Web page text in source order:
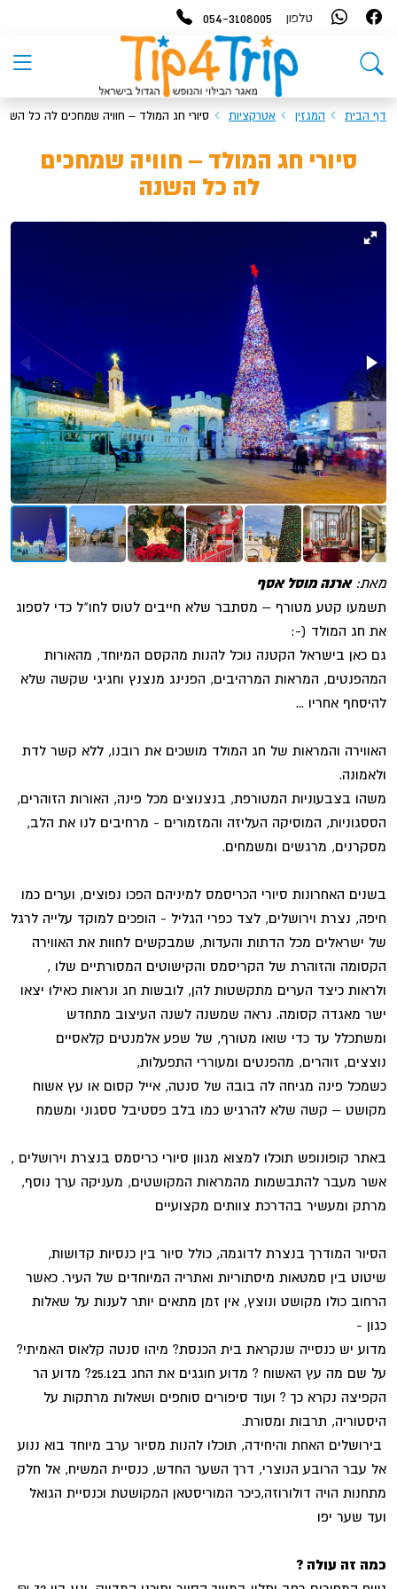
טלפון 054-3108005
דף הבית המגזין אטרקציות סיורי חג המולד – חוויה שמחכים לה כל
סיורי חג המולד – חוויה שמחכים
לה כל השנה
מאת:ארנה מוסל אסף
תשמעו קטע מטורף – מסתבר שלא חייבים לטוס לחו"ל כדי לספוג
את חג המולד (-:
גם כאן בישראל הקטנה נוכל להנות מהקסם המיוחד, מהאורות
המהפנטים, המראות המרהיבים, הפנינג מנצנץ וחגיגי שקשה שלא
להיסחף אחריו ...
האווירה והמראות של חג המולד מושכים את רובנו, ללא קשר לדת
ולאמונה.
משהו בצבעוניות המטורפת, בנצנוצים מכל פינה, האורות הזוהרים,
הססגוניות, המוסיקה העליזה והמזמורים - מרחיבים לנו את הלב,
מסקרנים, מרגשים ומשמחים.
בשנים האחרונות סיורי הכריסמס למיניהם הפכו נפוצים, וערים כמו
חיפה, נצרת וירושלים, לצד כפרי הגליל - הופכים למוקד עלייה לרגל
של ישראלים מכל הדתות והעדות, שמבקשים לחוות את האווירה
הקסומה והזוהרת של הקריסמס והקישוטים המסורתיים שלו ,
ולראות כיצד הערים מתקשטות להן, לובשות חג ונראות כאילו יצאו
ישר מאגדה קסומה. נראה שמשנה לשנה העיצוב מתחדש
ומשתכלל עד כדי שואו מטורף, של שפע אלמנטים קלאסיים
נוצצים, זוהרים, מהפנטים ומעוררי התפעלות,
כשמכל פינה מגיחה לה בובה של סנטה, אייל קסום או עץ אשוח
מקושט – קשה שלא להרגיש כמו בלב פסטיבל ססגוני ומשמח
באתר קופונופש תוכלו למצוא מגוון סיורי כריסמס בנצרת וירושלים ,
אשר מעבר להתבשמות מהמראות המקושטים, מעניקה ערך נוסף,
מרתק ומעשיר בהדרכת צוותים מקצועיים
הסיור המודרך בנצרת לדוגמה, כולל סיור בין כנסיות קדושות,
שיטוט בין סמטאות מיסתוריות ואתריה המיוחדים של העיר. כאשר
הרחוב כולו מקושט ונוצץ, אין זמן מתאים יותר לענות על שאלות
כגון -
מדוע יש כנסייה שנקראת בית הכנסת? מיהו סנטה קלאוס האמיתי?
על שם מה עץ האשוח ? מדוע חוגגים את החג ב25.12? מדוע הר
הקפיצה נקרא כך ? ועוד סיפורים סוחפים ושאלות מרתקות על
היסטוריה, תרבות ומסורת.
בירושלים האחת והיחידה, תוכלו להנות מסיור ערב מיוחד בוא ננוע
אל עבר הרובע הנוצרי, דרך השער החדש, כנסיית המשיח, אל חלק
מתחנות הויה דולורוזה,כיכר המוריסטאן המקושטת וכנסיית הגואל
ועד שער יפו
כמה זה עולה ?